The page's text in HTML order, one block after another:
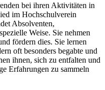
bei ihren Aktivitäten in
im Hochschulverein
Absolventen,
Weise. Sie nehmen
fördern dies. Sie lernen
oft besonders begabte und
ihnen, sich zu entfalten und
Erfahrungen zu sammeln